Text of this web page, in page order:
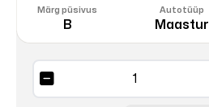
Märg püsivus
B
Autotüüp
Maastur
ZSR